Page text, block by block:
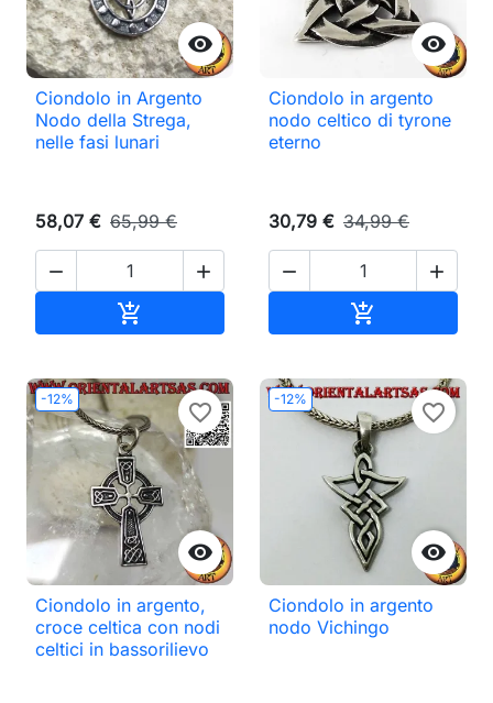

Ciondolo in Argento
Nodo della Strega,
nelle fasi lunari
58,07 € 65,99 €
 


Ciondolo in argento
nodo celtico di tyrone
eterno
30,79 € 34,99 €
 

-12%

favorite_border
Ciondolo in argento,
croce celtica con nodi
celtici in bassorilievo
-12%

favorite_border
Ciondolo in argento
nodo Vichingo